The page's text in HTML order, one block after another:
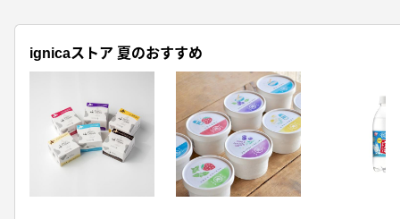
ignicaストア 夏のおすすめ